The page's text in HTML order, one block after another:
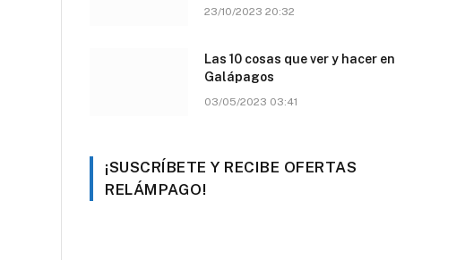
23/10/2023 20:32
Las 10 cosas que ver y hacer en
Galápagos
03/05/2023 03:41
¡SUSCRÍBETE Y RECIBE OFERTAS
RELÁMPAGO!